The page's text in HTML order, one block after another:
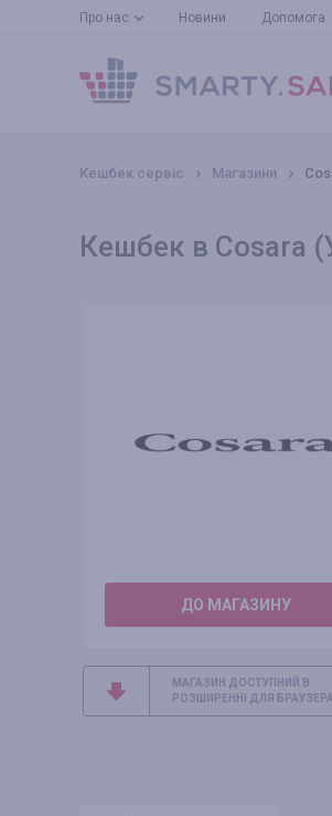
Про нас Новини Допомога
Кешбек сервіс Магазини
Кешбек в Cosara
ДО МАГАЗИНУ
МАГАЗИН ДОСТУПНИЙ В
РОЗШИРЕННІ ДЛЯ БРАУЗЕРА